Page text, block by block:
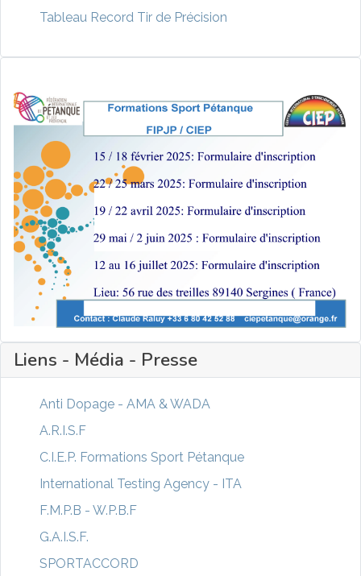
Tableau Record Tir de Précision
Liens - Média - Presse
Anti Dopage - AMA & WADA
A.R.I.S.F
C.I.E.P. Formations Sport Pétanque
International Testing Agency - ITA
F.M.P.B - W.P.B.F
G.A.I.S.F.
SPORTACCORD